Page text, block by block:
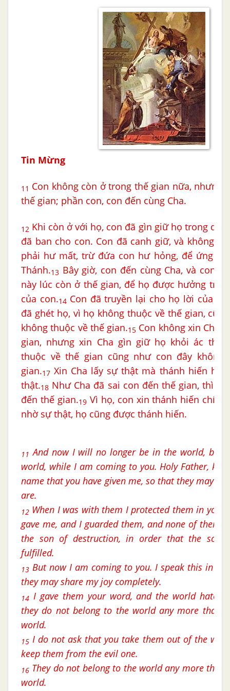
Tin Mừng
11 Con không còn ở trong thế gian nữa, nhưng
thế gian; phần con, con đến cùng Cha.
12 Khi còn ở với họ, con đã gìn giữ họ trong
đã ban cho con. Con đã canh giữ, và không
phải hư mất, trừ đứa con hư hỏng, để ứng
Thánh.13 Bây giờ, con đến cùng Cha, và con
này lúc còn ở thế gian, để họ được hưởng
của con.14 Con đã truyền lại cho họ lời của
đã ghét họ, vì họ không thuộc về thế gian,
không thuộc về thế gian.15 Con không xin Cha
gian, nhưng xin Cha gìn giữ họ khỏi ác thần.
thuộc về thế gian cũng như con đây không
gian.17 Xin Cha lấy sự thật mà thánh hiến họ.
thật.18 Như Cha đã sai con đến thế gian, thì
đến thế gian.19Vì họ, con xin thánh hiến chính
nhờ sự thật, họ cũng được thánh hiến.
11 And now I will no longer be in the world, but
world, while I am coming to you. Holy Father,
name that you have given me, so that they may be
are.
12 When I was with them I protected them in your
gave me, and I guarded them, and none of them
the son of destruction, in order that the
fulfilled.
13 But now I am coming to you. I speak this in
they may share my joy completely.
14 I gave them your word, and the world hated
they do not belong to the world any more than
world.
15 I do not ask that you take them out of the
keep them from the evil one.
16 They do not belong to the world any more than
world.